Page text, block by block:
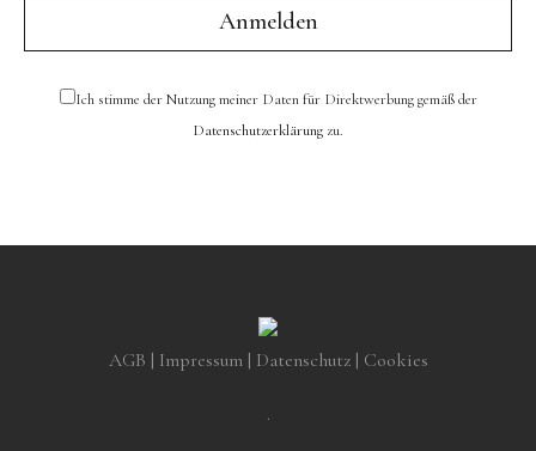
Ich stimme der Nutzung meiner Daten für Direktwerbung gemäß der
Datenschutzerklärung zu.
AGB | Impressum| Datenschutz| Cookies